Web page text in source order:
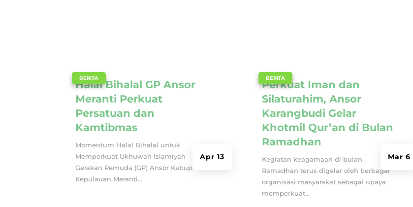
Halal Bihalal GP Ansor
Meranti Perkuat
Persatuan dan
Kamtibmas
Apr 13
BERITA
Momentum Halal Bihalal untuk
Memperkuat Ukhuwah Islamiyah
Gerakan Pemuda (GP) Ansor Kabupaten
Kepulauan Meranti...
Perkuat Iman dan
Silaturahim, Ansor
Karangbudi Gelar
Khotmil Qur’an di Bulan
Ramadhan
Mar 6
BERITA
Kegiatan keagamaan di bulan
Ramadhan terus digelar oleh berbagai
organisasi masyarakat sebagai upaya
memperkuat...